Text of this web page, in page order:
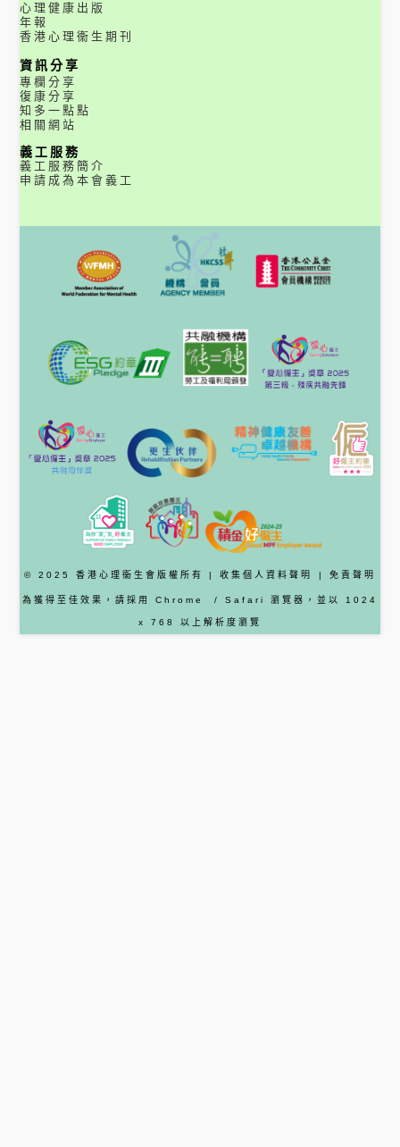
心理健康出版
年報
香港心理衞生期刊
資訊分享
專欄分享
復康分享
知多一點點
相關網站
義工服務
義工服務簡介
申請成為本會義工
© 2025 香港心理衞生會版權所有 | 收集個人資料聲明 | 免責聲明
為獲得至佳效果，請採用 Chrome / Safari 瀏覽器 ，並以 1024
x 768 以上解析度瀏覽